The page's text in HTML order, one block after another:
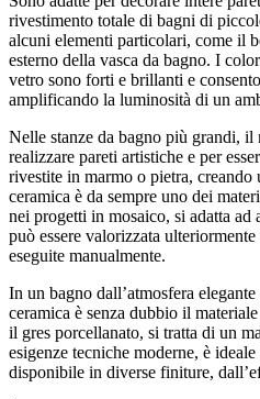
rivestimento totale di bagni di
alcuni elementi particolari, come il
esterno della vasca da bagno. I
vetro sono forti e brillanti e
amplificando la luminosità di un
Nelle stanze da bagno più grandi, il
realizzare pareti artistiche e per
rivestite in marmo o pietra,
ceramica è da sempre uno dei
nei progetti in mosaico, si adatta ad
può essere valorizzata
eseguite manualmente.
In un bagno dall’atmosfera
ceramica è senza dubbio il
il gres porcellanato, si tratta di un
esigenze tecniche moderne, è
disponibile in diverse finiture,